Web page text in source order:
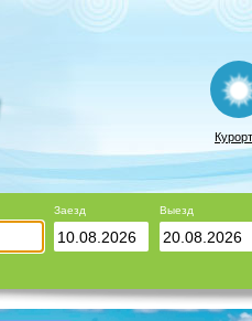
Заезд Выезд